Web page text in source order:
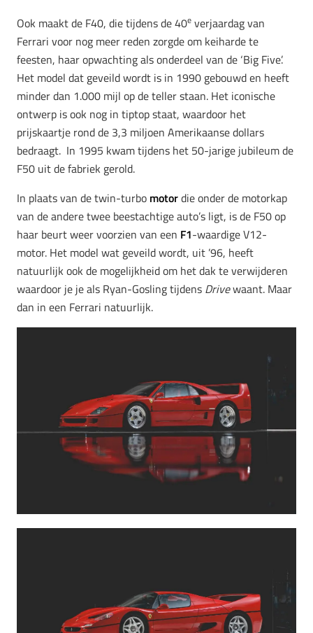
Ook maakt de F40, die tijdens de 40e verjaardag van
Ferrari voor nog meer reden zorgde om keiharde te
feesten, haar opwachting als onderdeel van de ‘Big Five’.
Het model dat geveild wordt is in 1990 gebouwd en heeft
minder dan 1.000 mijl op de teller staan. Het iconische
ontwerp is ook nog in tiptop staat, waardoor het
prijskaartje rond de 3,3 miljoen Amerikaanse dollars
bedraagt. In 1995 kwam tijdens het 50-jarige jubileum de
F50 uit de fabriek gerold.
In plaats van de twin-turbo motordie onder de motorkap
van de andere twee beestachtige auto’s ligt, is de F50 op
haar beurt weer voorzien van een F1-waardige V12-
motor. Het model wat geveild wordt, uit ’96, heeft
natuurlijk ook de mogelijkheid om het dak te verwijderen
waardoor je je als Ryan-Gosling tijdens Drivewaant. Maar
dan in een Ferrari natuurlijk.